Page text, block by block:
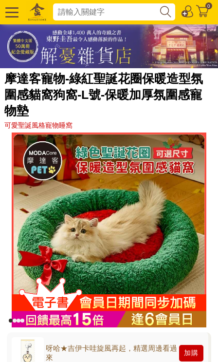
0
摩達客寵物-綠紅聖誕花圈保暖造型氛
圍感貓窩狗窩-L號-保暖加厚氛圍感寵
物墊
可愛聖誕風格寵物睡窩
呀哈★吉伊卡哇旋風再起，精選周邊看過
來
加購